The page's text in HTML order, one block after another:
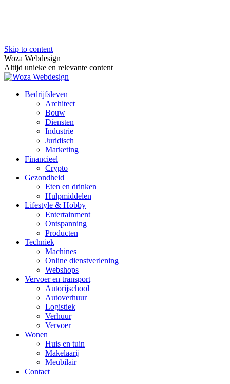
Skip to content
Woza Webdesign
Altijd unieke en relevante content
Bedrijfsleven
Architect
Bouw
Diensten
Industrie
Juridisch
Marketing
Financieel
Crypto
Gezondheid
Eten en drinken
Hulpmiddelen
Lifestyle & Hobby
Entertainment
Ontspanning
Producten
Techniek
Machines
Online dienstverlening
Webshops
Vervoer en transport
Autorijschool
Autoverhuur
Logistiek
Verhuur
Vervoer
Wonen
Huis en tuin
Makelaarij
Meubilair
Contact